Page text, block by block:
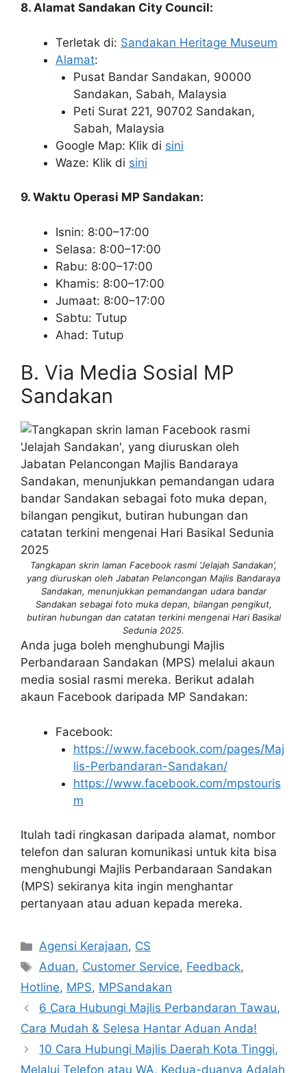
8. Alamat Sandakan City Council:
Terletak di: Sandakan Heritage Museum
Alamat:
Pusat Bandar Sandakan, 90000
Sandakan, Sabah, Malaysia
Peti Surat 221, 90702 Sandakan,
Sabah, Malaysia
Google Map: Klik di sini
Waze: Klik di sini
9. Waktu Operasi MP Sandakan:
Isnin: 8:00–17:00
Selasa: 8:00–17:00
Rabu: 8:00–17:00
Khamis: 8:00–17:00
Jumaat: 8:00–17:00
Sabtu: Tutup
Ahad: Tutup
B. Via Media Sosial MP
Sandakan
Tangkapan skrin laman Facebook rasmi ‘Jelajah Sandakan’,
yang diuruskan oleh Jabatan Pelancongan Majlis Bandaraya
Sandakan, menunjukkan pemandangan udara bandar
Sandakan sebagai foto muka depan, bilangan pengikut,
butiran hubungan dan catatan terkini mengenai Hari Basikal
Sedunia 2025.
Anda juga boleh menghubungi Majlis
Perbandaraan Sandakan (MPS) melalui akaun
media sosial rasmi mereka. Berikut adalah
akaun Facebook daripada MP Sandakan:
Facebook:
https://www.facebook.com/pages/Maj
lis-Perbandaran-Sandakan/
https://www.facebook.com/mpstouris
m
Itulah tadi ringkasan daripada alamat, nombor
telefon dan saluran komunikasi untuk kita bisa
menghubungi Majlis Perbandaraan Sandakan
(MPS) sekiranya kita ingin menghantar
pertanyaan atau aduan kepada mereka.
Categories
Agensi Kerajaan, CS
Tags
Aduan, Customer Service, Feedback,
Hotline, MPS, MPSandakan
6 Cara Hubungi Majlis Perbandaran Tawau,
Cara Mudah & Selesa Hantar Aduan Anda!
10 Cara Hubungi Majlis Daerah Kota Tinggi,
Melalui Telefon atau WA, Kedua-duanya Adalah